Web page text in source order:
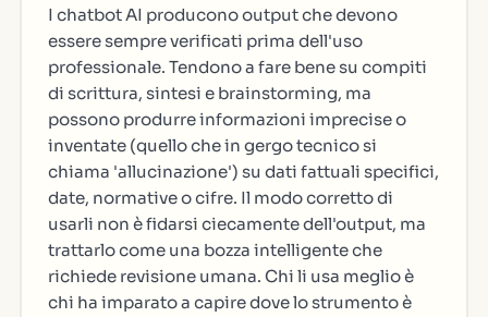
I chatbot AI producono output che devono
essere sempre verificati prima dell'uso
professionale. Tendono a fare bene su compiti
di scrittura, sintesi e brainstorming, ma
possono produrre informazioni imprecise o
inventate (quello che in gergo tecnico si
chiama 'allucinazione') su dati fattuali specifici,
date, normative o cifre. Il modo corretto di
usarli non è fidarsi ciecamente dell'output, ma
trattarlo come una bozza intelligente che
richiede revisione umana. Chi li usa meglio è
chi ha imparato a capire dove lo strumento è